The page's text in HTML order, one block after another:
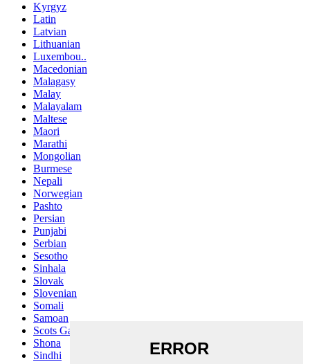
Kyrgyz
Latin
Latvian
Lithuanian
Luxembou..
Macedonian
Malagasy
Malay
Malayalam
Maltese
Maori
Marathi
Mongolian
Burmese
Nepali
Norwegian
Pashto
Persian
Punjabi
Serbian
Sesotho
Sinhala
Slovak
Slovenian
Somali
Samoan
Scots Gaelic
Shona
Sindhi